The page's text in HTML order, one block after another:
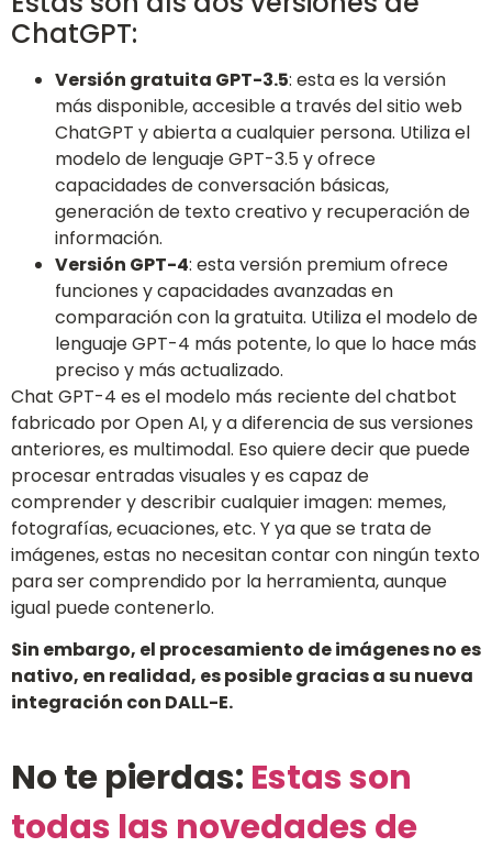
ChatGPT:
Versión gratuita GPT-3.5: esta es la versión
más disponible, accesible a través del sitio web
ChatGPT y abierta a cualquier persona. Utiliza el
modelo de lenguaje GPT-3.5 y ofrece
capacidades de conversación básicas,
generación de texto creativo y recuperación de
información.
Versión GPT-4: esta versión premium ofrece
funciones y capacidades avanzadas en
comparación con la gratuita. Utiliza el modelo de
lenguaje GPT-4 más potente, lo que lo hace más
preciso y más actualizado.
Chat GPT-4 es el modelo más reciente del chatbot
fabricado por Open AI, y a diferencia de sus versiones
anteriores, es multimodal. Eso quiere decir que puede
procesar entradas visuales y es capaz de
comprender y describir cualquier imagen: memes,
fotografías, ecuaciones, etc. Y ya que se trata de
imágenes, estas no necesitan contar con ningún texto
para ser comprendido por la herramienta, aunque
igual puede contenerlo.
Sin embargo, el procesamiento de imágenes no es
nativo, en realidad, es posible gracias a su nueva
integración con DALL-E.
No te pierdas: Estas son
todas las novedades de